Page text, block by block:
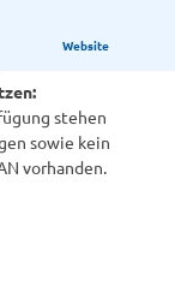
Website
in Rhede
stehen
sowie kein
vorhanden.